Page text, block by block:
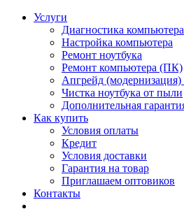
Услуги
Диагностика компьютера
Настройка компьютера
Ремонт ноутбука
Ремонт компьютера (ПК)
Апгрейд (модернизация)
Чистка ноутбука от пыли
Дополнительная
Как купить
Условия оплаты
Кредит
Условия доставки
Гарантия на товар
Приглашаем оптовиков
Контакты